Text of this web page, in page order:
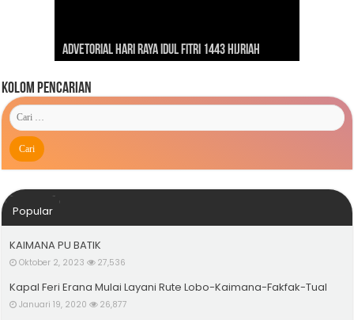
Lebih Kuat’
Advetorial Hari Raya Idul Fitri 1443 Hijriah
Tahun 2019
Kolom Pencarian
Popular
KAIMANA PU BATIK
Oktober 2, 2023 27,536
Kapal Feri Erana Mulai Layani Rute Lobo-Kaimana-Fakfak-Tual
Januari 19, 2020 26,877